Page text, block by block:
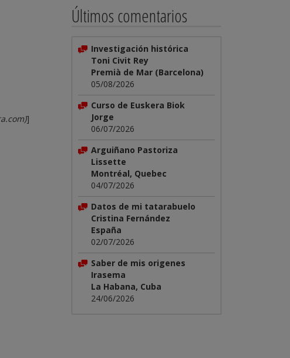
]
Últimos comentarios
Investigación histórica
Toni Civit Rey
Premià de Mar (Barcelona)
05/08/2026
Curso de Euskera Biok
Jorge
06/07/2026
Arguiñano Pastoriza
Lissette
Montréal, Quebec
04/07/2026
Datos de mi tatarabuelo
Cristina Fernández
España
02/07/2026
Saber de mis origenes
Irasema
La Habana, Cuba
24/06/2026